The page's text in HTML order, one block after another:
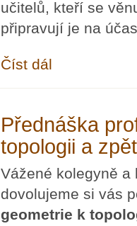
učitelů, kteří se
připravují je na
Číst dál
Přednáška
topologii a zpět
Vážené kolegyně a
dovolujeme si vás
geometrie k